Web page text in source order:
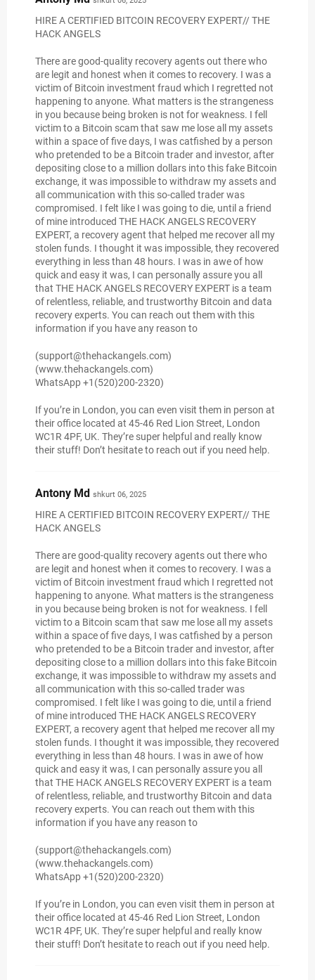
HIRE A CERTIFIED BITCOIN RECOVERY EXPERT// THE
HACK ANGELS
There are good-quality recovery agents out there who
are legit and honest when it comes to recovery. I was a
victim of Bitcoin investment fraud which I regretted not
happening to anyone. What matters is the strangeness
in you because being broken is not for weakness. I fell
victim to a Bitcoin scam that saw me lose all my assets
within a space of five days, I was catfished by a person
who pretended to be a Bitcoin trader and investor, after
depositing close to a million dollars into this fake Bitcoin
exchange, it was impossible to withdraw my assets and
all communication with this so-called trader was
compromised. I felt like I was going to die, until a friend
of mine introduced THE HACK ANGELS RECOVERY
EXPERT, a recovery agent that helped me recover all my
stolen funds. I thought it was impossible, they recovered
everything in less than 48 hours. I was in awe of how
quick and easy it was, I can personally assure you all
that THE HACK ANGELS RECOVERY EXPERT is a team
of relentless, reliable, and trustworthy Bitcoin and data
recovery experts. You can reach out them with this
information if you have any reason to
(support@thehackangels.com)
(www.thehackangels.com)
WhatsApp +1(520)200-2320)
If you’re in London, you can even visit them in person at
their office located at 45-46 Red Lion Street, London
WC1R 4PF, UK. They’re super helpful and really know
their stuff! Don’t hesitate to reach out if you need help.
Antony Md shkurt 06, 2025
HIRE A CERTIFIED BITCOIN RECOVERY EXPERT// THE
HACK ANGELS
There are good-quality recovery agents out there who
are legit and honest when it comes to recovery. I was a
victim of Bitcoin investment fraud which I regretted not
happening to anyone. What matters is the strangeness
in you because being broken is not for weakness. I fell
victim to a Bitcoin scam that saw me lose all my assets
within a space of five days, I was catfished by a person
who pretended to be a Bitcoin trader and investor, after
depositing close to a million dollars into this fake Bitcoin
exchange, it was impossible to withdraw my assets and
all communication with this so-called trader was
compromised. I felt like I was going to die, until a friend
of mine introduced THE HACK ANGELS RECOVERY
EXPERT, a recovery agent that helped me recover all my
stolen funds. I thought it was impossible, they recovered
everything in less than 48 hours. I was in awe of how
quick and easy it was, I can personally assure you all
that THE HACK ANGELS RECOVERY EXPERT is a team
of relentless, reliable, and trustworthy Bitcoin and data
recovery experts. You can reach out them with this
information if you have any reason to
(support@thehackangels.com)
(www.thehackangels.com)
WhatsApp +1(520)200-2320)
If you’re in London, you can even visit them in person at
their office located at 45-46 Red Lion Street, London
WC1R 4PF, UK. They’re super helpful and really know
their stuff! Don’t hesitate to reach out if you need help.